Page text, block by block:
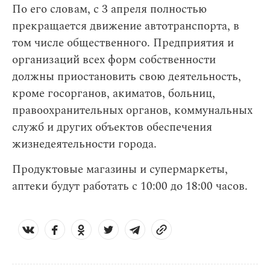
По его словам, с 3 апреля полностью
прекращается движение автотранспорта, в
том числе общественного. Предприятия и
организаций всех форм собственности
должны приостановить свою деятельность,
кроме госорганов, акиматов, больниц,
правоохранительных органов, коммунальных
служб и других объектов обеспечения
жизнедеятельности города.
Продуктовые магазины и супермаркеты,
аптеки будут работать с 10:00 до 18:00 часов.